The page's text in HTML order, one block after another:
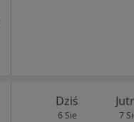
Dziś
6 Sie 7